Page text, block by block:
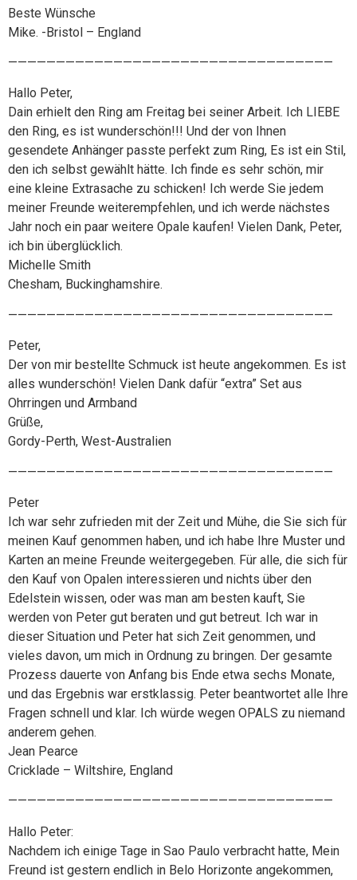
Beste Wünsche
Mike. -Bristol – England
——————————————————————————————————
Hallo Peter,
Dain erhielt den Ring am Freitag bei seiner Arbeit. Ich LIEBE
den Ring, es ist wunderschön!!! Und der von Ihnen
gesendete Anhänger passte perfekt zum Ring, Es ist ein Stil,
den ich selbst gewählt hätte. Ich finde es sehr schön, mir
eine kleine Extrasache zu schicken! Ich werde Sie jedem
meiner Freunde weiterempfehlen, und ich werde nächstes
Jahr noch ein paar weitere Opale kaufen! Vielen Dank, Peter,
ich bin überglücklich.
Michelle Smith
Chesham, Buckinghamshire.
——————————————————————————————————
Peter,
Der von mir bestellte Schmuck ist heute angekommen. Es ist
alles wunderschön! Vielen Dank dafür “extra” Set aus
Ohrringen und Armband
Grüße,
Gordy-Perth, West-Australien
——————————————————————————————————
Peter
Ich war sehr zufrieden mit der Zeit und Mühe, die Sie sich für
meinen Kauf genommen haben, und ich habe Ihre Muster und
Karten an meine Freunde weitergegeben. Für alle, die sich für
den Kauf von Opalen interessieren und nichts über den
Edelstein wissen, oder was man am besten kauft, Sie
werden von Peter gut beraten und gut betreut. Ich war in
dieser Situation und Peter hat sich Zeit genommen, und
vieles davon, um mich in Ordnung zu bringen. Der gesamte
Prozess dauerte von Anfang bis Ende etwa sechs Monate,
und das Ergebnis war erstklassig. Peter beantwortet alle Ihre
Fragen schnell und klar. Ich würde wegen OPALS zu niemand
anderem gehen.
Jean Pearce
Cricklade – Wiltshire, England
——————————————————————————————————
Hallo Peter:
Nachdem ich einige Tage in Sao Paulo verbracht hatte, Mein
Freund ist gestern endlich in Belo Horizonte angekommen,